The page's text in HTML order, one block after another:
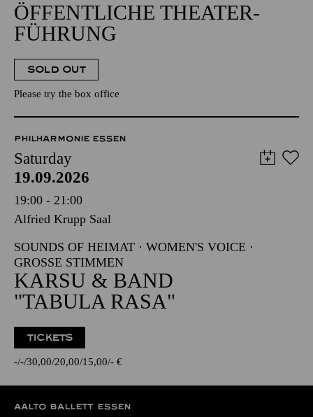
ÖFFENTLICHE THEATER­
FÜHRUNG
SOLD OUT
Please try the box office
PHILHARMONIE ESSEN
Saturday
19.09.2026
19:00 - 21:00
Alfried Krupp Saal
SOUNDS OF HEIMAT · WOMEN'S VOICE ·
GROSSE STIMMEN
KARSU & BAND
"TABULA RASA"
TICKETS
- - 30,00 20,00 15,00 - €
AALTO BALLETT ESSEN